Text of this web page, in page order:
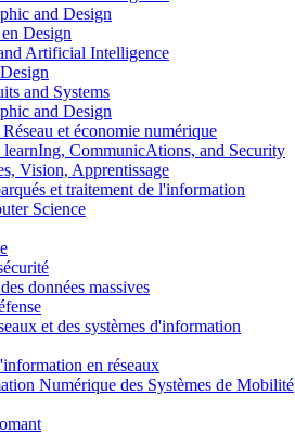
and Design
Design
Artificial Intelligence
and Systems
and Design
et économie numérique
CommunicAtions, and Security
Vision, Apprentissage
et traitement de l'information
Science
données massives
et des systèmes d'information
en réseaux
Numérique des Systèmes de Mobilité